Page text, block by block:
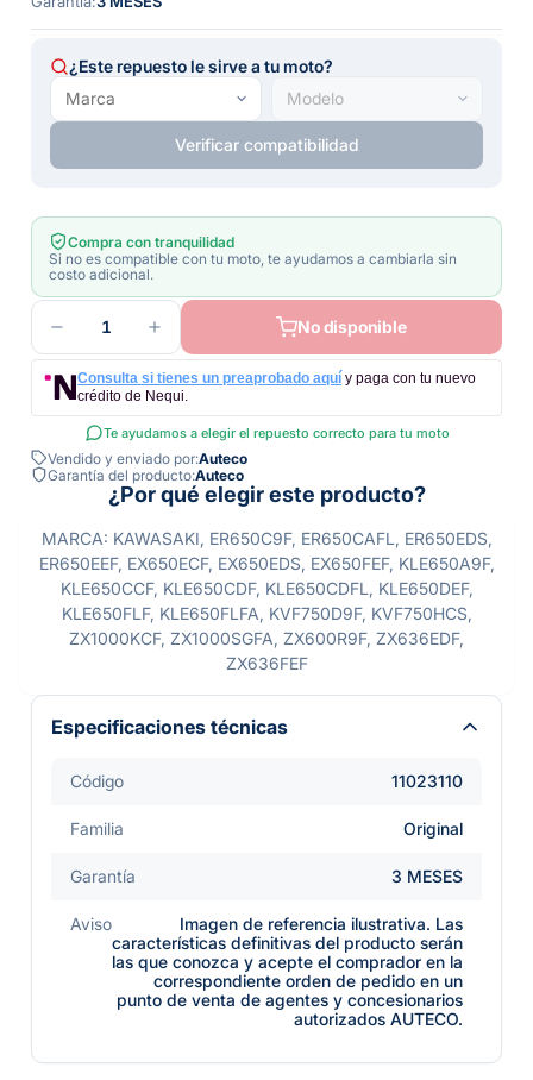
¿Este repuesto le sirve a tu moto?
Verificar compatibilidad
Compra con tranquilidad
Si no es compatible con tu moto, te ayudamos a cambiarla sin
costo adicional.
1 No disponible
Consulta si tienes un preaprobado aquí y paga con tu nuevo
crédito de Nequi.
Te ayudamos a elegir el repuesto correcto para tu moto
Vendido y enviado por:Auteco
Garantía del producto:Auteco
¿Por qué elegir este producto?
MARCA: KAWASAKI, ER650C9F, ER650CAFL, ER650EDS,
ER650EEF, EX650ECF, EX650EDS, EX650FEF, KLE650A9F,
KLE650CCF, KLE650CDF, KLE650CDFL, KLE650DEF,
KLE650FLF, KLE650FLFA, KVF750D9F, KVF750HCS,
ZX1000KCF, ZX1000SGFA, ZX600R9F, ZX636EDF,
ZX636FEF
Especificaciones técnicas
Código 11023110
Familia Original
Garantía 3 MESES
Aviso
Imagen de referencia ilustrativa. Las
características definitivas del producto serán
las que conozca y acepte el comprador en la
correspondiente orden de pedido en un
punto de venta de agentes y concesionarios
autorizados AUTECO.